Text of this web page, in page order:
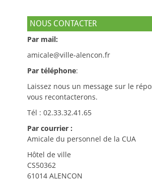
NOUS CONTACTER
Par mail:
amicale@ville-alencon.fr
Par téléphone:
Laissez nous un message sur le
vous recontacterons.
Tél : 02.33.32.41.65
Par courrier :
Amicale du personnel de la CUA
Hôtel de ville
CS50362
61014 ALENCON